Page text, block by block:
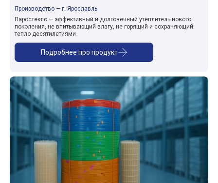
Производство — г. Ярославль
Паростекло — эффективный и долговечный утеплитель нового
поколения, не впитывающий влагу, не горящий и сохраняющий
тепло десятилетиями
Подробнее про продукт